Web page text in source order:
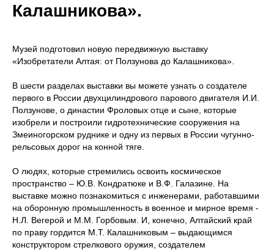
Калашникова».
Музей подготовил новую передвижную выставку
«Изобретатели Алтая: от Ползунова до Калашникова».
В шести разделах выставки вы можете узнать о создателе
первого в России двухцилиндрового парового двигателя И.И.
Ползунове, о династии Фроловых отце и сыне, которые
изобрели и построили гидротехнические сооружения на
Змеиногорском руднике и одну из первых в России чугунно-
рельсовых дорог на конной тяге.
О людях, которые стремились освоить космическое
пространство – Ю.В. Кондратюке и В.Ф. Галазине. На
выставке можно познакомиться с инженерами, работавшими
на оборонную промышленность в военное и мирное время -
Н.Л. Вегерой и М.М. Горбовым. И, конечно, Алтайский край
по праву гордится М.Т. Калашниковым – выдающимся
конструктором стрелкового оружия, создателем